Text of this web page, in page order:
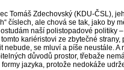
Tomáš Zdechovský (KDU-ČSL),
číslech, ale chová se tak, jako by
naší polistopadové politiky
tomto kariéristovi ze zbytečné
nebude, se mluví a píše neustále.
důvodů prostor, třebaže
jazyka, protože nedokáže